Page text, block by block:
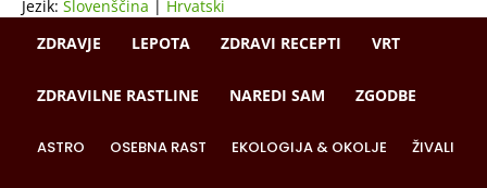
Jezik: Slovenščina | Hrvatski
ZDRAVJE
LEPOTA ZDRAVI RECEPTI VRT
ZDRAVILNE RASTLINE NAREDI SAM ZGODBE
ASTRO OSEBNA RAST EKOLOGIJA & OKOLJE ŽIVALI